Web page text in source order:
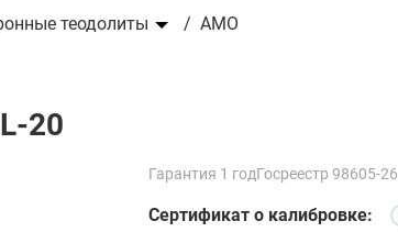
теодолиты AMO
20
Гарантия 1 годГосреестр 98605-26
Сертификат о калибровке: